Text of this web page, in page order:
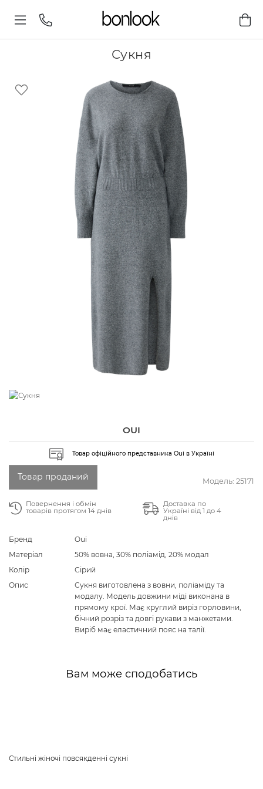
Сукня
OUI
Товар офіційного представника Oui в Україні
Модель: 25171
Товар проданий
Повернення і обмін
товарів протягом 14 днів
Доставка по
Україні від 1 до 4
днів
Бренд
Oui
Матеріал
50% вовна, 30% поліамід, 20% модал
Колір
Сірий
Опис
Сукня виготовлена з вовни, поліаміду та
модалу. Модель довжини міді виконана в
прямому крої. Має круглий виріз горловини,
бічний розріз та довгі рукави з манжетами.
Виріб має еластичний пояс на талії.
Вам може сподобатись
Стильні жіночі повсякденні сукні